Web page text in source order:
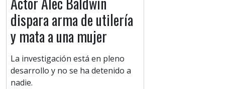
dispara arma de utilería
y mata a una mujer
La investigación está en pleno
desarrollo y no se ha detenido a
nadie.